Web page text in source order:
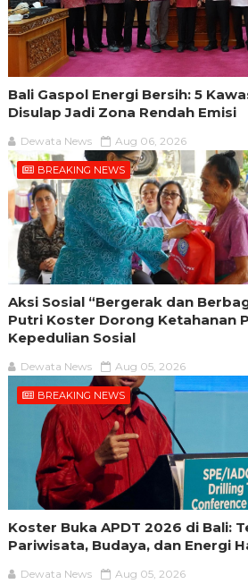
Bali Gaspol Energi Bersih: 5
Disulap Jadi Zona Rendah Emisi
Dewata News Aug 06, 2026
BREAKING NEWS
Aksi Sosial “Bergerak dan
Putri Koster Dorong Ketahanan
Kepedulian Sosial
Dewata News Aug 05, 2026
BREAKING NEWS
Koster Buka APDT 2026 di Bali:
Pariwisata, Budaya, dan Energi
Dewata News Aug 05, 2026